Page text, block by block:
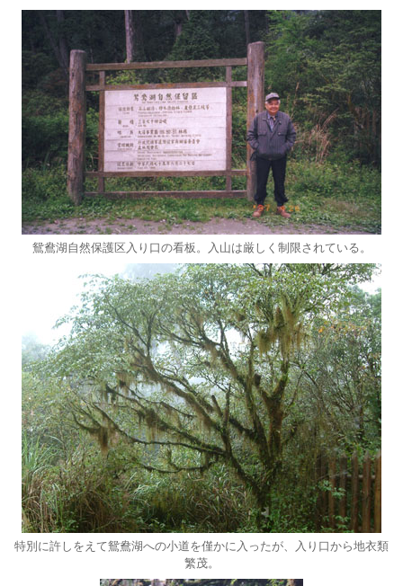
鴛鴦湖自然保護区入り口の看板。入山は厳しく制限されている。
特別に許しをえて鴛鴦湖への小道を僅かに入ったが、入り口から地衣類
繁茂。